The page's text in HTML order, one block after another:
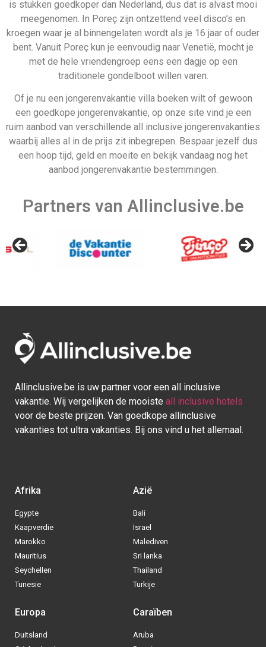
Allinclusive.be is uw partner voor een all inclusive
vakantie. Wij vergelijken de mooiste all inclusive hotels
vakanties tot ultra vakanties. Bij ons vind u het allemaal.
Mauritius
Seychellen
Tunesie
Thailand
Turkije
Europa
Duitsland
Griekenland
Caraïben
Aruba
Bonaire
BE|NL|DE- © 2013 - 2025 - Alle rechten voorbehouden
Blog|Sitemap Privacy Policy
Via welke operator boek jij het liefste